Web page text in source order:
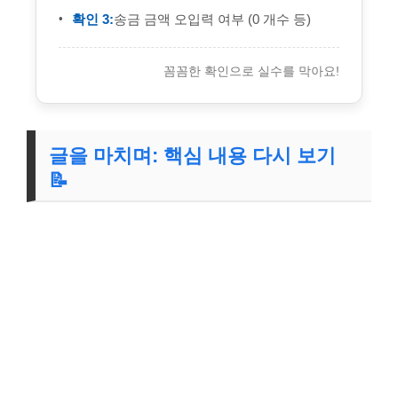
확인 3:송금 금액 오입력 여부 (0 개수 등)
꼼꼼한 확인으로 실수를 막아요!
글을 마치며: 핵심 내용 다시 보기
📝